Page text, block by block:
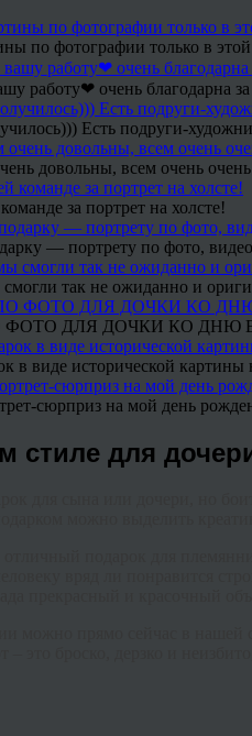
по фотографии только в
работу❤ очень благодарна
Есть подруги-
довольны, всем очень
за портрет на холсте!
— портрету по фото,
так не ожиданно и
ДЛЯ ДОЧКИ КО ДНЮ
в виде исторической
сюрприз на мой день
стиле для